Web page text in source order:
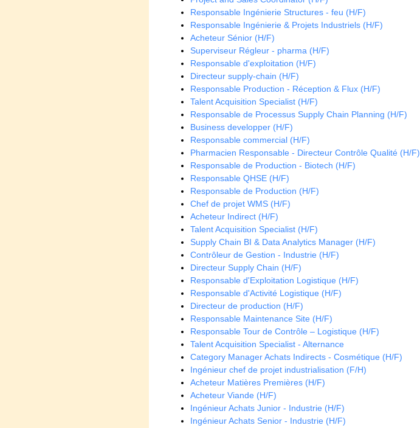
Responsable Ingénierie Structures - feu (H/F)
Responsable Ingénierie & Projets Industriels (H/F)
Acheteur Sénior (H/F)
Superviseur Régleur - pharma (H/F)
Responsable d'exploitation (H/F)
Directeur supply-chain (H/F)
Responsable Production - Réception & Flux (H/F)
Talent Acquisition Specialist (H/F)
Responsable de Processus Supply Chain Planning (H/F)
Business developper (H/F)
Responsable commercial (H/F)
Pharmacien Responsable - Directeur Contrôle Qualité (H/F)
Responsable de Production - Biotech (H/F)
Responsable QHSE (H/F)
Responsable de Production (H/F)
Chef de projet WMS (H/F)
Acheteur Indirect (H/F)
Talent Acquisition Specialist (H/F)
Supply Chain BI & Data Analytics Manager (H/F)
Contrôleur de Gestion - Industrie (H/F)
Directeur Supply Chain (H/F)
Responsable d'Exploitation Logistique (H/F)
Responsable d'Activité Logistique (H/F)
Directeur de production (H/F)
Responsable Maintenance Site (H/F)
Responsable Tour de Contrôle – Logistique (H/F)
Talent Acquisition Specialist - Alternance
Category Manager Achats Indirects - Cosmétique (H/F)
Ingénieur chef de projet industrialisation (F/H)
Acheteur Matières Premières (H/F)
Acheteur Viande (H/F)
Ingénieur Achats Junior - Industrie (H/F)
Ingénieur Achats Senior - Industrie (H/F)